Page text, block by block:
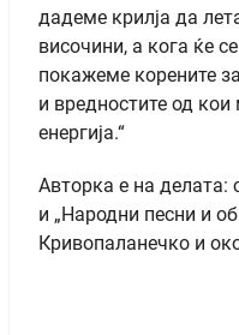
дадеме крилја да
височини, а кога ќе
покажеме корените
и вредностите од
енергија.“
Авторка е на делата:
и „Народни песни и
Кривопаланечко и